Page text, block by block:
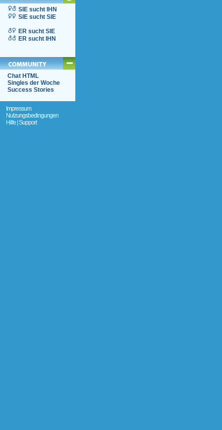
SIE sucht IHN
SIE sucht SIE
ER sucht SIE
ER sucht IHN
Chat HTML
Singles der Woche
Success Stories
Impressum
Nutzungsbedingungen
Hilfe | Support